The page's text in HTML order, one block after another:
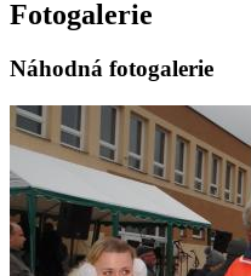
Fotogalerie
Náhodná fotogalerie